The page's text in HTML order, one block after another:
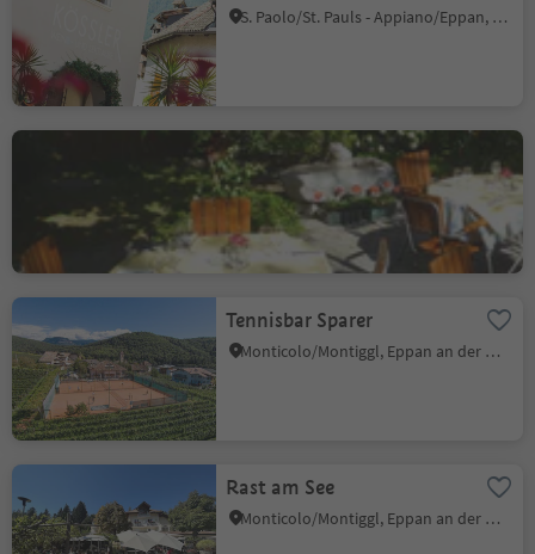
S. Paolo/St. Pauls - Appiano/Eppan, Eppan an der Weinstaße/Appiano sulla Strada del Vino, Alto Adige Wine Road
Hotel Zum Falken
Cornaiano/Girlan, Eppan an der Weinstaße/Appiano sulla Strada del Vino, Alto Adige Wine Road
Tennisbar Sparer
Monticolo/Montiggl, Eppan an der Weinstaße/Appiano sulla Strada del Vino, Alto Adige Wine Road
Rast am See
Monticolo/Montiggl, Eppan an der Weinstaße/Appiano sulla Strada del Vino, Alto Adige Wine Road